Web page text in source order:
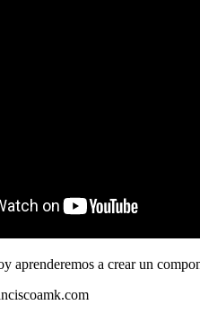
aprenderemos a crear un